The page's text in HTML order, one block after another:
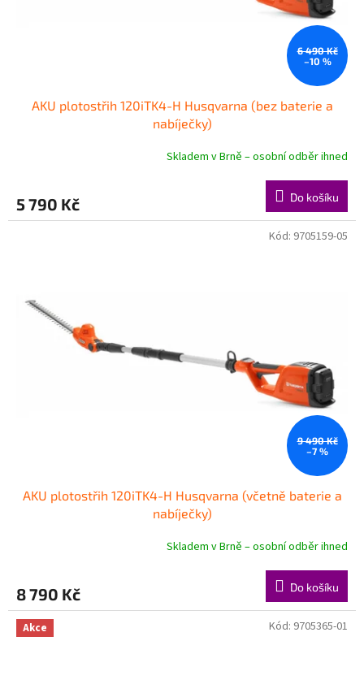
6 490 Kč
–10 %
AKU plotostřih 120iTK4-H Husqvarna (bez baterie a
nabíječky)
Skladem v Brně – osobní odběr ihned
5 790 Kč Do košíku
9 490 Kč
–7 %
AKU plotostřih 120iTK4-H Husqvarna (včetně baterie a
nabíječky)
Skladem v Brně – osobní odběr ihned
8 790 Kč Do košíku
Kód: 9705159-05
Akce Kód: 9705365-01